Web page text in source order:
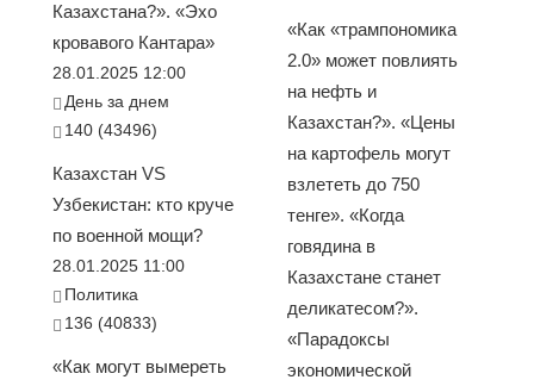
Казахстана?». «Эхо
кровавого Кантара»
28.01.2025 12:00
День за днем
140 (43496)
Казахстан VS
Узбекистан: кто круче
по военной мощи?
28.01.2025 11:00
Политика
136 (40833)
«Как могут вымереть
«Как «трампономика
2.0» может повлиять
на нефть и
Казахстан?». «Цены
на картофель могут
взлететь до 750
тенге». «Когда
говядина в
Казахстане станет
деликатесом?».
«Парадоксы
экономической